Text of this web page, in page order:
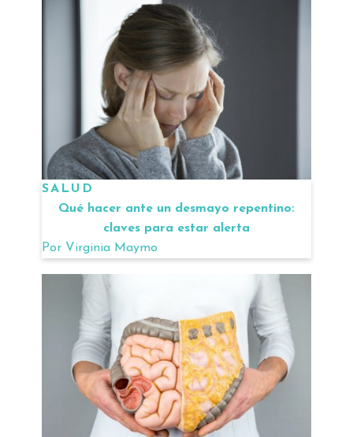
SALUD
Qué hacer ante un desmayo repentino:
claves para estar alerta
Por Virginia Maymo